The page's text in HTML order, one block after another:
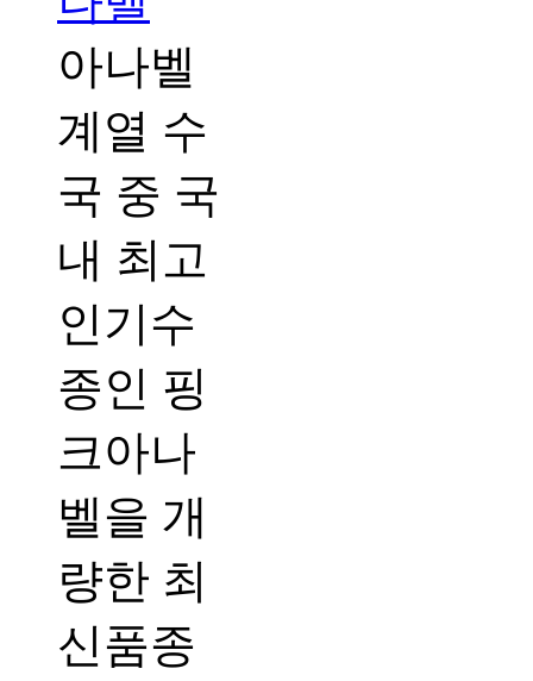
아나벨
계열 수
국 중 국
내 최고
인기수
종인 핑
크아나
벨을 개
량한 최
신품종